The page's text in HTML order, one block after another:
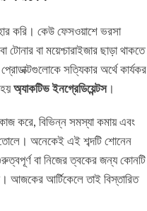
করি। কেউ ফেসওয়াশে ভরসা
বা ময়েশ্চারাইজার ছাড়া থাকতে
সত্যিকার অর্থে কার্যকর
অ্যাকটিভ ইনগ্রেডিয়েন্টস।
করে, বিভিন্ন সমস্যা কমায় এবং
তোলে। অনেকেই এই শব্দটি শোনেন
বা নিজের ত্বকের জন্য কোনটি
আজকের আর্টিকেলে তাই বিস্তারিত